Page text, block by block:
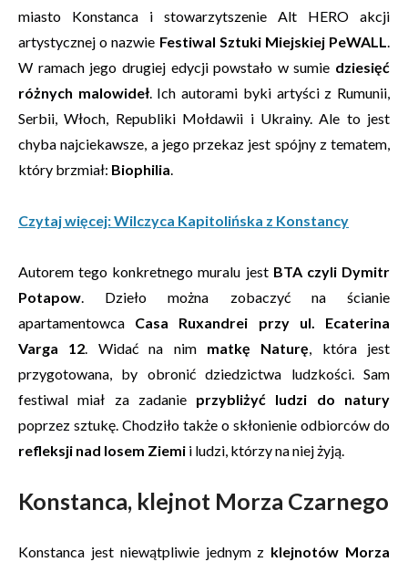
miasto Konstanca i stowarzytszenie Alt HERO akcji
artystycznej o nazwie Festiwal Sztuki Miejskiej PeWALL.
W ramach jego drugiej edycji powstało w sumie dziesięć
różnych malowideł. Ich autorami byki artyści z Rumunii,
Serbii, Włoch, Republiki Mołdawii i Ukrainy. Ale to jest
chyba najciekawsze, a jego przekaz jest spójny z tematem,
który brzmiał: Biophilia.
Czytaj więcej: Wilczyca Kapitolińska z Konstancy
Autorem tego konkretnego muralu jest BTA czyli Dymitr
Potapow. Dzieło można zobaczyć na ścianie
apartamentowca Casa Ruxandrei przy ul. Ecaterina
Varga 12. Widać na nim matkę Naturę, która jest
przygotowana, by obronić dziedzictwa ludzkości. Sam
festiwal miał za zadanie przybliżyć ludzi do natury
poprzez sztukę. Chodziło także o skłonienie odbiorców do
refleksji nad losem Ziemi i ludzi, którzy na niej żyją.
Konstanca, klejnot Morza Czarnego
Konstanca jest niewątpliwie jednym z klejnotów Morza